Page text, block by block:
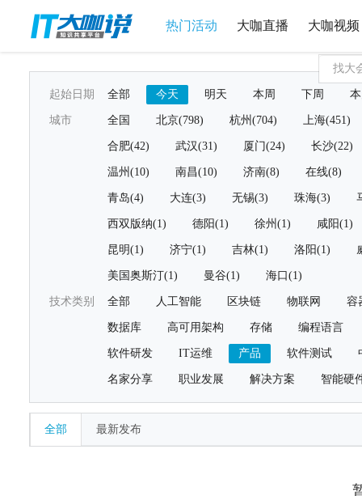
热门活动 大咖直播 大咖视频
起始日期 全部 今天 明天 本周 下周
城市 全国 北京(798) 杭州(704) 上海(451)
合肥(42) 武汉(31) 厦门(24) 长沙(22)
温州(10) 南昌(10) 济南(8) 在线(8)
青岛(4) 大连(3) 无锡(3) 珠海(3)
西双版纳(1) 德阳(1) 徐州(1) 咸阳(1)
昆明(1) 济宁(1) 吉林(1) 洛阳(1)
美国奥斯汀(1) 曼谷(1) 海口(1)
技术类别 全部 人工智能 区块链 物联网 容
数据库 高可用架构 存储 编程语言
软件研发 IT运维 产品 软件测试
名家分享 职业发展 解决方案 智能硬
全部 最新发布